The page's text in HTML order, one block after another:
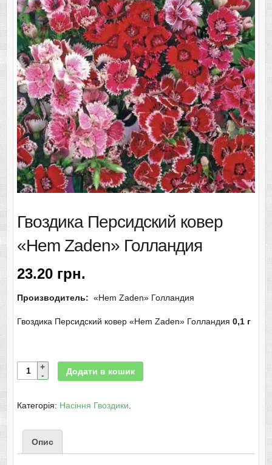
Гвоздика Персидский ковер
«Hem Zaden» Голландия
23.20 грн.
Производитель: «Hem Zaden» Голландия
Гвоздика Персидский ковер «Hem Zaden» Голландия 0,1 г
Додати в кошик
Категорія: Насіння Гвоздики
Опис